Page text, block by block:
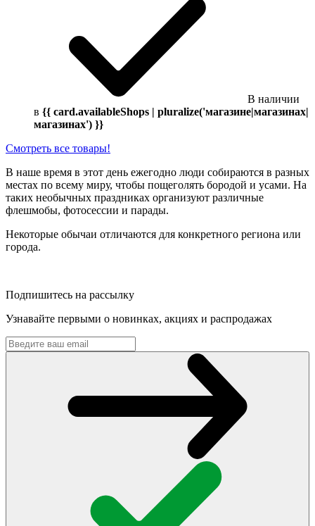
В наличии
в {{ card.availableShops | pluralize('магазине|магазинах|
магазинах') }}
Смотреть все товары!
В наше время в этот день ежегодно люди собираются в разных
местах по всему миру, чтобы пощеголять бородой и усами. На
таких необычных праздниках организуют различные
флешмобы, фотосессии и парады.
Некоторые обычаи отличаются для конкретного региона или
города.
Подпишитесь на рассылку
Узнавайте первыми о новинках, акциях и распродажах